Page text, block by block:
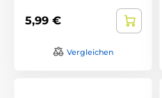
5,99 €
Vergleichen